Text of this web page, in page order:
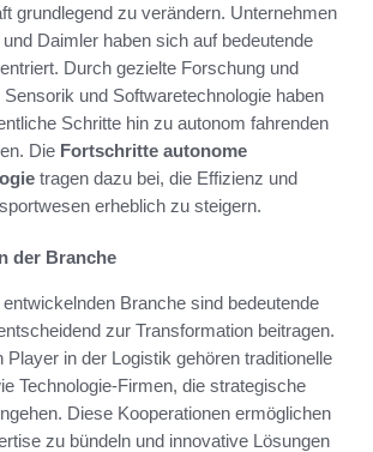
grundlegend zu verändern. Unternehmen
Daimler haben sich auf bedeutende
Durch gezielte Forschung und
und Softwaretechnologie haben
Schritte hin zu autonom fahrenden
Die Fortschritte autonome
tragen dazu bei, die Effizienz und
erheblich zu steigern.
der Branche
Branche sind bedeutende
zur Transformation beitragen.
Player in der Logistik gehören traditionelle
Technologie-Firmen, die strategische
Diese Kooperationen ermöglichen
zu bündeln und innovative Lösungen